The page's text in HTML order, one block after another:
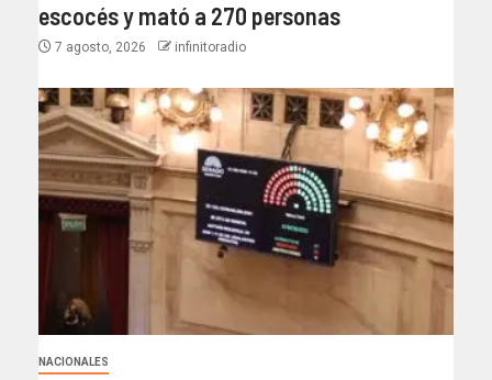
escocés y mató a 270 personas
7 agosto, 2026 infinitoradio
NACIONALES